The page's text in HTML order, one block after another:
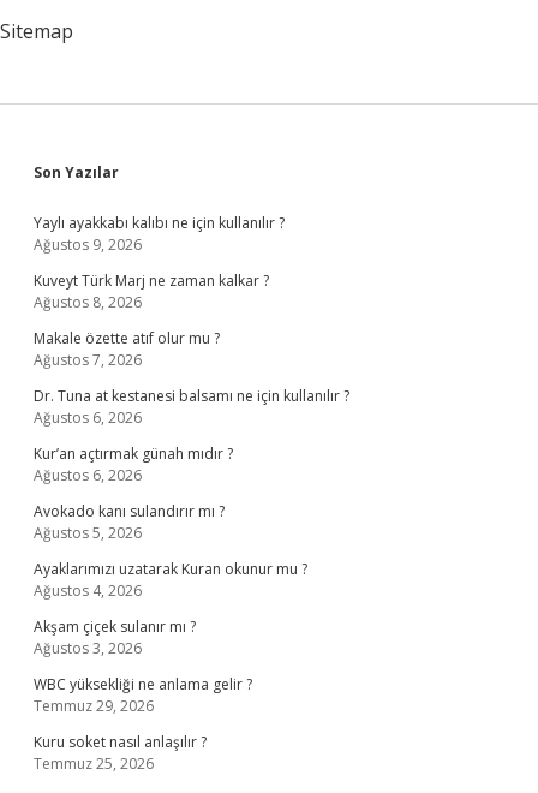
Bağ
Sitemap
Sidebar
Son Yazılar
Yaylı ayakkabı kalıbı ne için kullanılır ?
Ağustos 9, 2026
Kuveyt Türk Marj ne zaman kalkar ?
Ağustos 8, 2026
Makale özette atıf olur mu ?
Ağustos 7, 2026
Dr. Tuna at kestanesi balsamı ne için kullanılır ?
Ağustos 6, 2026
Kur’an açtırmak günah mıdır ?
Ağustos 6, 2026
Avokado kanı sulandırır mı ?
Ağustos 5, 2026
Ayaklarımızı uzatarak Kuran okunur mu ?
Ağustos 4, 2026
Akşam çiçek sulanır mı ?
Ağustos 3, 2026
WBC yüksekliği ne anlama gelir ?
Temmuz 29, 2026
Kuru soket nasıl anlaşılır ?
Temmuz 25, 2026